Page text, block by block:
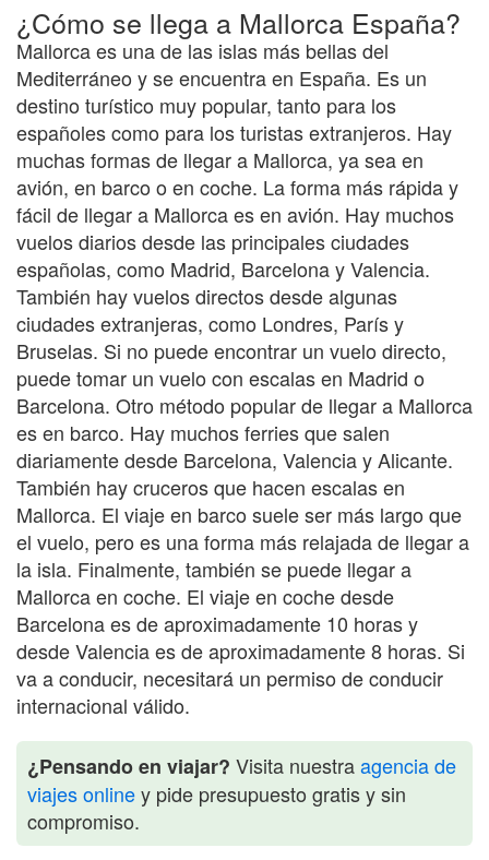
¿Cómo se llega a Mallorca España?
Mallorca es una de las islas más bellas del
Mediterráneo y se encuentra en España. Es un
destino turístico muy popular, tanto para los
españoles como para los turistas extranjeros. Hay
muchas formas de llegar a Mallorca, ya sea en
avión, en barco o en coche. La forma más rápida y
fácil de llegar a Mallorca es en avión. Hay muchos
vuelos diarios desde las principales ciudades
españolas, como Madrid, Barcelona y Valencia.
También hay vuelos directos desde algunas
ciudades extranjeras, como Londres, París y
Bruselas. Si no puede encontrar un vuelo directo,
puede tomar un vuelo con escalas en Madrid o
Barcelona. Otro método popular de llegar a Mallorca
es en barco. Hay muchos ferries que salen
diariamente desde Barcelona, Valencia y Alicante.
También hay cruceros que hacen escalas en
Mallorca. El viaje en barco suele ser más largo que
el vuelo, pero es una forma más relajada de llegar a
la isla. Finalmente, también se puede llegar a
Mallorca en coche. El viaje en coche desde
Barcelona es de aproximadamente 10 horas y
desde Valencia es de aproximadamente 8 horas. Si
va a conducir, necesitará un permiso de conducir
internacional válido.
¿Pensando en viajar? Visita nuestraagencia de
viajes onliney pide presupuesto gratis y sin
compromiso.